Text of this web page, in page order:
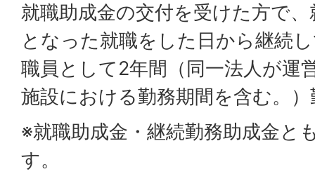
就職助成金の交付を受けた方で
となった就職をした日から継続
職員として2年間（同一法人が運
施設における勤務期間を含む。
※就職助成金・継続勤務助成金と
す。